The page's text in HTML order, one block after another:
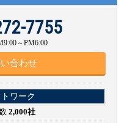
7755
～PM6:00
合わせ
ワーク
2,000社